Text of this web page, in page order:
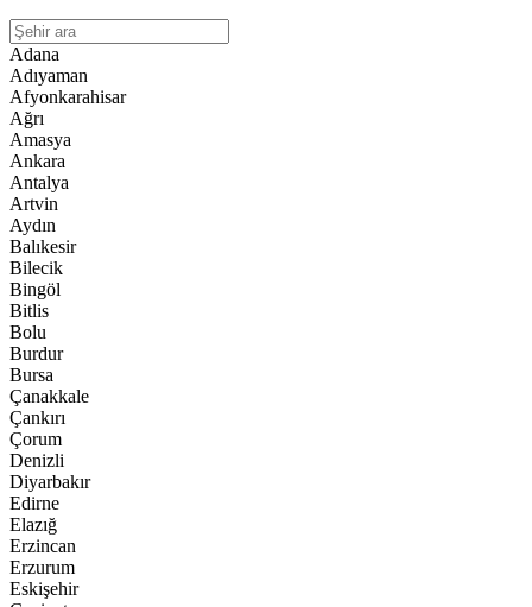
Adana
Adıyaman
Afyonkarahisar
Ağrı
Amasya
Ankara
Antalya
Artvin
Aydın
Balıkesir
Bilecik
Bingöl
Bitlis
Bolu
Burdur
Bursa
Çanakkale
Çankırı
Çorum
Denizli
Diyarbakır
Edirne
Elazığ
Erzincan
Erzurum
Eskişehir